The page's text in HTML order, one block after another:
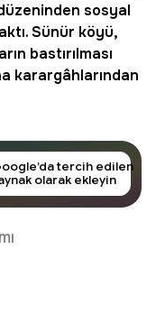
sosyal
Sünür köyü,
bastırılması
karargâhlarından
tercih edilen
olarak ekleyin